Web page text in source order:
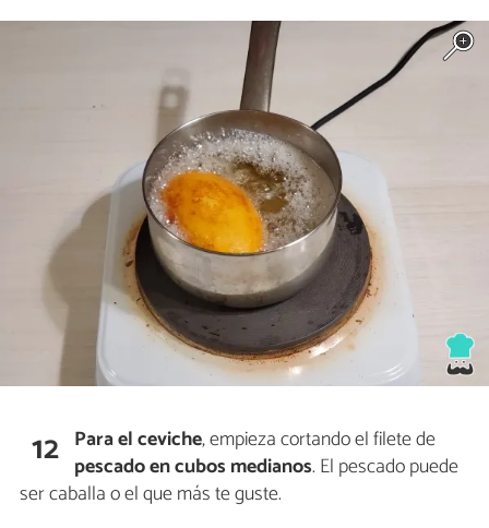
12 Para el ceviche, empieza cortando el filete de
pescadoencubos medianos. El pescado puede
ser caballa o el que más te guste.